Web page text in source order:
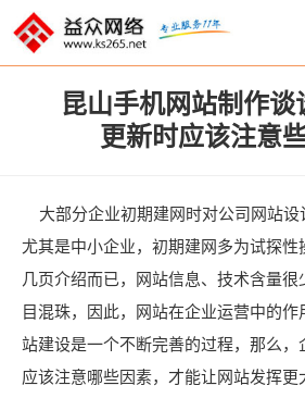
昆山手机网站制作谈
更新时应该注意
大部分企业初期建网时对公司网站设
尤其是中小企业，初期建网多为试探性
几页介绍而已，网站信息、技术含量很
目混珠，因此，网站在企业运营中的作
站建设是一个不断完善的过程，那么，
应该注意哪些因素，才能让网站发挥更